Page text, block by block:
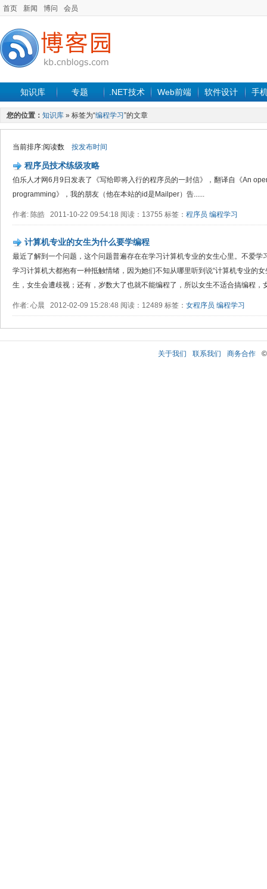
首页 新闻 博问 会员
知识库 专题 .NET技术 Web前端 软件设计 手
您的位置： 知识库 » 标签为“编程学习 ”的文章
当前排序:阅读数 按发布时间
程序员技术练级攻略
伯乐人才网6月9日发表了《写给即将入行的程序员的一封信》，翻译自《An
programming》，我的朋友（他在本站的id是Mailper）告......
作者: 陈皓 2011-10-22 09:54:18 阅读：13755 标签： 程序员 编程学习
计算机专业的女生为什么要学编程
最近了解到一个问题，这个问题普遍存在在学习计算机专业的女生心里。不爱
学习计算机大都抱有一种抵触情绪，因为她们不知从哪里听到说“计算机专业的
生，女生会遭歧视；还有，岁数大了也就不能编程了，所以女生不适合搞编程，
作者: 心晨 2012-02-09 15:28:48 阅读：12489 标签： 女程序员 编程学习
关于我们 联系我们 商务合作